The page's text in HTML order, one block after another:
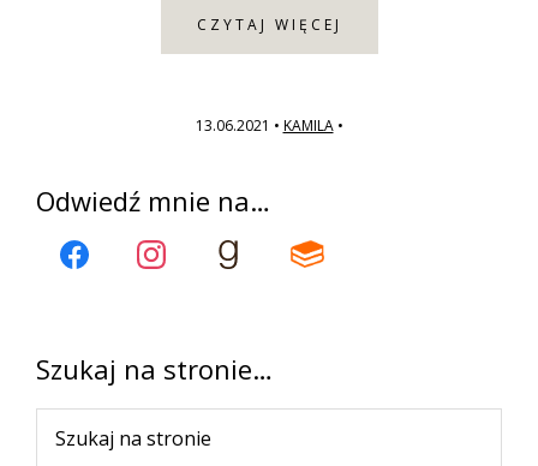
CZYTAJ WIĘCEJ
13.06.2021 • KAMILA•
Pierwszy
panel
boczny
Odwiedź mnie na…
Szukaj na stronie…
na